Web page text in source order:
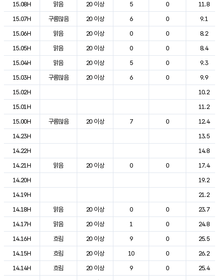
15.08H
맑음 20 이상 5 0
11.8
15.07H
구름많음 20 이상 6 0
9.1
15.06H
맑음 20 이상 0 0
8.2
15.05H
맑음 20 이상 0 0
8.4
15.04H
맑음 20 이상 5 0
9.3
15.03H
구름많음 20 이상 6 0
9.9
15.02H
10.2
15.01H
11.2
15.00H
구름많음 20 이상 7 0
12.4
14.23H
13.5
14.22H
14.8
14.21H
맑음 20 이상 0 0
17.4
14.20H
19.2
14.19H
21.2
14.18H
맑음 20 이상 0 0
23.7
14.17H
맑음 20 이상 1 0
24.8
14.16H
흐림 20 이상 9 0
25.5
14.15H
흐림 20 이상 10 0
26.2
14.14H
흐림 20 이상 9 0
25.4